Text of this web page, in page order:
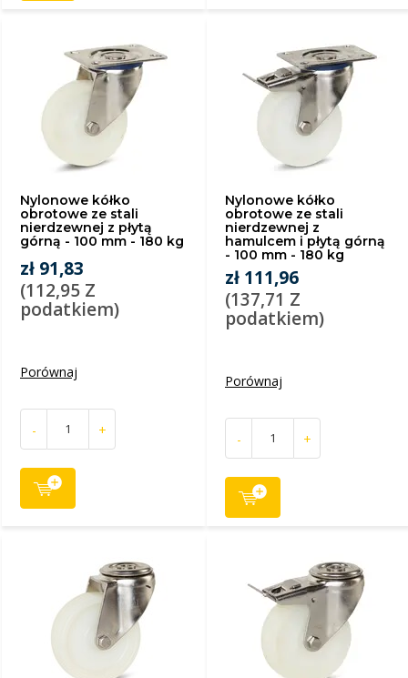
Nylonowe kółko
obrotowe ze stali
nierdzewnej z płytą
górną - 100 mm - 180 kg
zł 91,83
(112,95 Z
podatkiem)
Porównaj
- +
Nylonowe kółko
obrotowe ze stali
nierdzewnej z
hamulcem i płytą górną
- 100 mm - 180 kg
zł 111,96
(137,71 Z
podatkiem)
Porównaj
- +